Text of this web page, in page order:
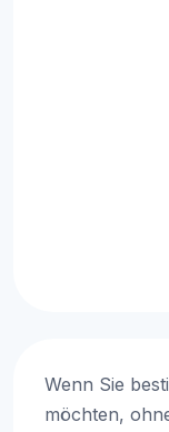
Wenn Sie
möchten,